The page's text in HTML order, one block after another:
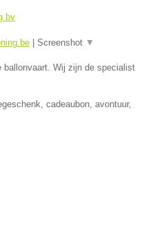
bv
Screenshot ▼
ballonvaart. Wij zijn de specialist
cadeaubon, avontuur,